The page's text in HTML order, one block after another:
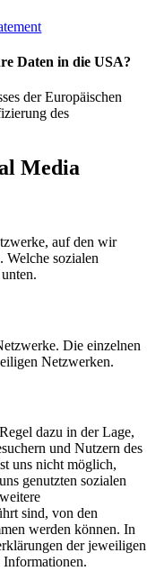
Daten in die USA?
der Europäischen
des
Media
auf den wir
Welche sozialen
Die einzelnen
Netzwerken.
dazu in der Lage,
und Nutzern des
uns nicht möglich,
genutzten sozialen
sind, von den
werden können. In
der jeweiligen